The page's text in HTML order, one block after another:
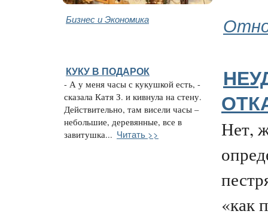
Бизнес и Экономика
КУКУ В ПОДАРОК
- А у меня часы с кукушкой есть, -
сказала Катя З. и кивнула на стену.
Действительно, там висели часы –
небольшие, деревянные, все в
завитушка... Читать >>
Нет,
«как